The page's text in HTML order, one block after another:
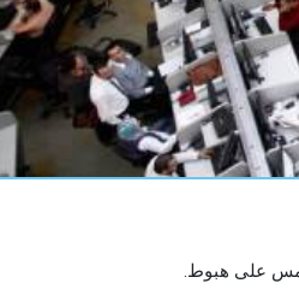
أمس على هبوط.